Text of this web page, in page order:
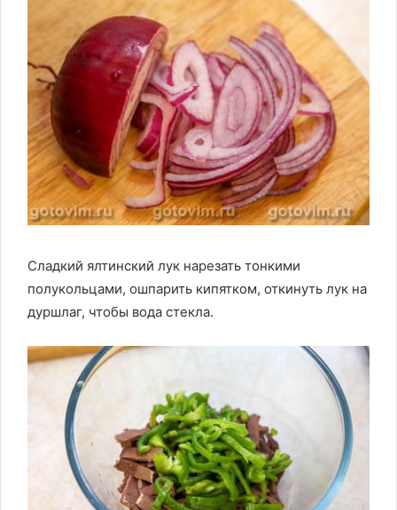
Сладкий ялтинский лук нарезать тонкими
полукольцами, ошпарить кипятком, откинуть лук на
дуршлаг, чтобы вода стекла.